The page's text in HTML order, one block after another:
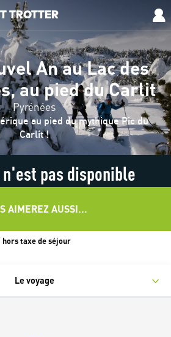
TROTTER
An au Lac des
au pied du Carlit
Pyrénées
au pied du mythique Pic du
Carlit !
pas disponible
AIMEREZ AUSSI...
taxe de séjour
Le voyage